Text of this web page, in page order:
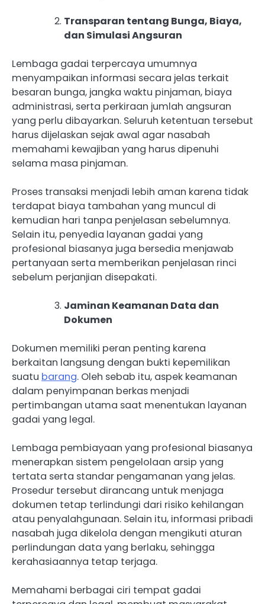
Transparan tentang Bunga, Biaya,
dan Simulasi Angsuran
Lembaga gadai terpercaya umumnya
menyampaikan informasi secara jelas terkait
besaran bunga, jangka waktu pinjaman, biaya
administrasi, serta perkiraan jumlah angsuran
yang perlu dibayarkan. Seluruh ketentuan tersebut
harus dijelaskan sejak awal agar nasabah
memahami kewajiban yang harus dipenuhi
selama masa pinjaman.
Proses transaksi menjadi lebih aman karena tidak
terdapat biaya tambahan yang muncul di
kemudian hari tanpa penjelasan sebelumnya.
Selain itu, penyedia layanan gadai yang
profesional biasanya juga bersedia menjawab
pertanyaan serta memberikan penjelasan rinci
sebelum perjanjian disepakati.
Jaminan Keamanan Data dan
Dokumen
Dokumen memiliki peran penting karena
berkaitan langsung dengan bukti kepemilikan
suatu barang. Oleh sebab itu, aspek keamanan
dalam penyimpanan berkas menjadi
pertimbangan utama saat menentukan layanan
gadai yang legal.
Lembaga pembiayaan yang profesional biasanya
menerapkan sistem pengelolaan arsip yang
tertata serta standar pengamanan yang jelas.
Prosedur tersebut dirancang untuk menjaga
dokumen tetap terlindungi dari risiko kehilangan
atau penyalahgunaan. Selain itu, informasi pribadi
nasabah juga dikelola dengan mengikuti aturan
perlindungan data yang berlaku, sehingga
kerahasiaannya tetap terjaga.
Memahami berbagai ciri tempat gadai